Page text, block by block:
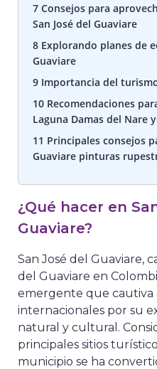
7 Consejos para
San José del Guaviare
8 Explorando planes de
Guaviare
9 Importancia del
10 Recomendaciones
Laguna Damas del Nare
11 Principales consejos
Guaviare pinturas
¿Qué hacer en
Guaviare?
San José del Guaviare,
del Guaviare en
emergente que cautiva
internacionales por su
natural y cultural.
principales sitios
municipio se ha